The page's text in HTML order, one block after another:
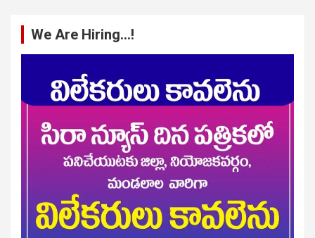
We Are Hiring…!